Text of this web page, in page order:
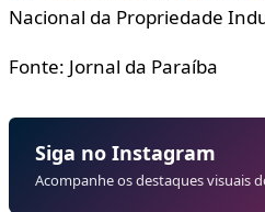
Nacional da Propriedade
Fonte: Jornal da Paraíba
Siga no Instagram
Acompanhe os destaques visuais